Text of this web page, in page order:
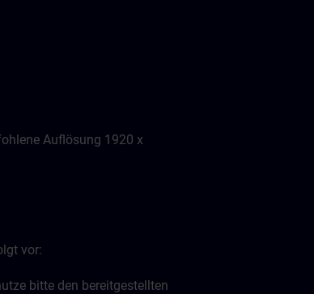
Auflösung 1920 x
vor:
bitte den bereitgestellten